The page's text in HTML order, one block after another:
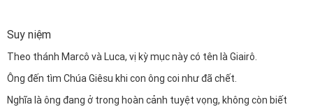
Suy niệm
Theo thánh Marcô và Luca, vị kỳ mục này có tên là Giairô.
Ông đến tìm Chúa Giêsu khi con ông coi như đã chết.
Nghĩa là ông đang ở trong hoàn cảnh tuyệt vọng, không còn biết